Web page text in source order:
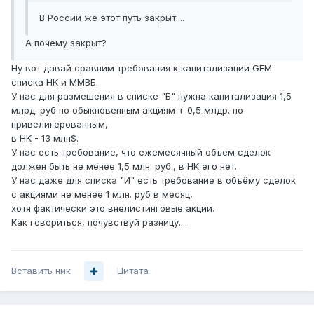
В России же этот путь закрыт....
А почему закрыт?
Ну вот давай сравним требования к капитализации GEM
списка HK и ММВБ.
У нас для размешения в списке "Б" нужна капитализация 1,5
млрд. руб по обыкновенным акциям + 0,5 млдр. по
привелигерованным,
в HK - 13 млн$.
У нас есть требование, что ежемесячный объем сделок
должен быть не менее 1,5 млн. руб., в HK его нет.
У нас даже для списка "И" есть требование в объёму сделок
с акциями не менее 1 млн. руб в месяц,
хотя фактически это внелистинговые акции.
Как говориться, почувствуй разницу....
Вставить ник Цитата